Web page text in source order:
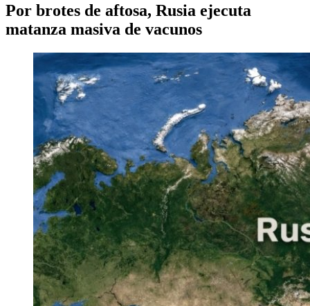
Por brotes de aftosa, Rusia ejecuta
matanza masiva de vacunos